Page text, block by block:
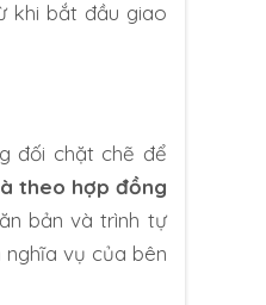
khi bắt đầu giao
đối chặt chẽ để
theo hợp đồng
bản và trình tự
vụ của bên